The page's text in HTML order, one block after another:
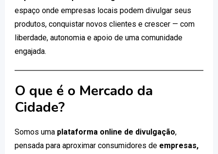
espaço onde empresas locais podem divulgar seus
produtos, conquistar novos clientes e crescer — com
liberdade, autonomia e apoio de uma comunidade
engajada.
O que é o Mercado da
Cidade?
Somos uma plataforma online de divulgação,
pensada para aproximar consumidores de empresas,